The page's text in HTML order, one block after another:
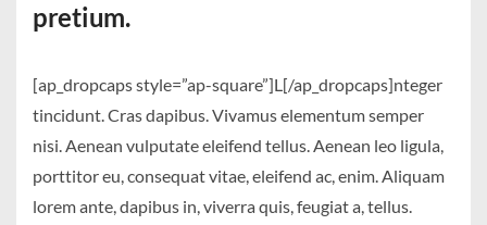
pretium.
[ap_dropcaps style=”ap-square”]L[/ap_dropcaps]nteger
tincidunt. Cras dapibus. Vivamus elementum semper
nisi. Aenean vulputate eleifend tellus. Aenean leo ligula,
porttitor eu, consequat vitae, eleifend ac, enim. Aliquam
lorem ante, dapibus in, viverra quis, feugiat a, tellus.